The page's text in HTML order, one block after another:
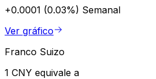
+0.0001 (0.03%) Semanal
Ver gráfico
Franco Suizo
1 CNY equivale a